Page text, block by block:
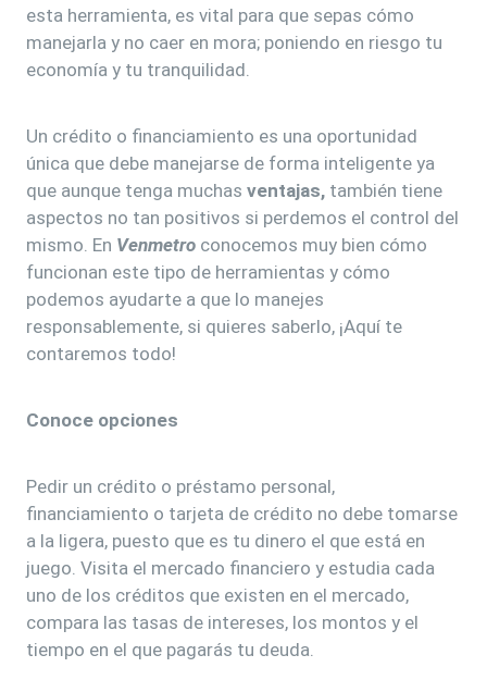
esta herramienta, es vital para que sepas cómo
manejarla y no caer en mora; poniendo en riesgo tu
economía y tu tranquilidad.
Un crédito o financiamiento es una oportunidad
única que debe manejarse de forma inteligente ya
que aunque tenga muchas ventajas, también tiene
aspectos no tan positivos si perdemos el control del
mismo. En Venmetro conocemos muy bien cómo
funcionan este tipo de herramientas y cómo
podemos ayudarte a que lo manejes
responsablemente, si quieres saberlo, ¡Aquí te
contaremos todo!
Conoce opciones
Pedir un crédito o préstamo personal,
financiamiento o tarjeta de crédito no debe tomarse
a la ligera, puesto que es tu dinero el que está en
juego. Visita el mercado financiero y estudia cada
uno de los créditos que existen en el mercado,
compara las tasas de intereses, los montos y el
tiempo en el que pagarás tu deuda.